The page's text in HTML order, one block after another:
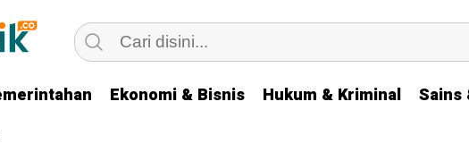
Ekonomi & Bisnis Hukum & Kriminal Sains
Ekonomi & Bisnis Hukum & Kriminal Sains